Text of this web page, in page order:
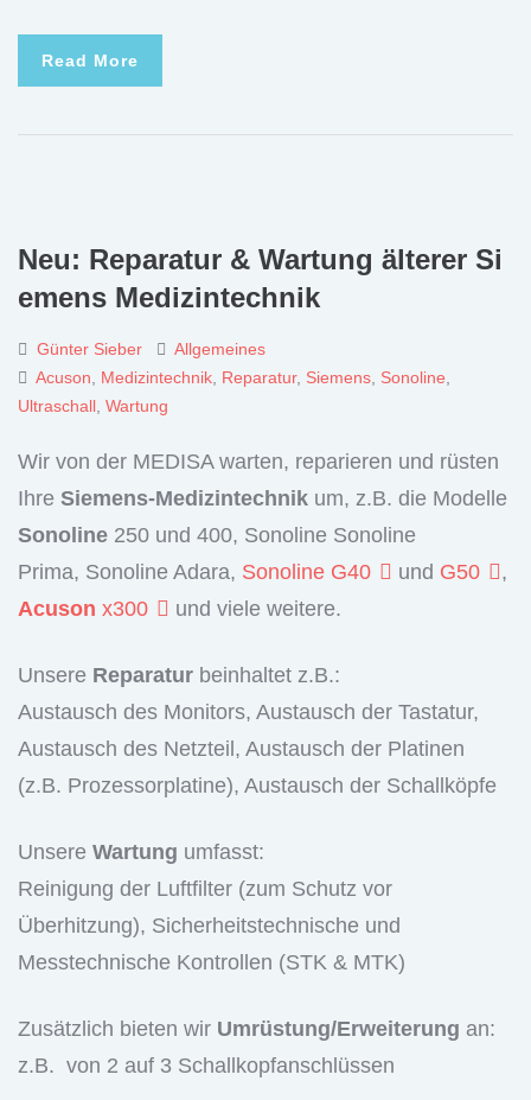
Read More
Neu: Reparatur & Wartung älterer Si
emens Medizintechnik
Günter Sieber
Allgemeines
Acuson
Medizintechnik Reparatur, Siemens Sonoline
Ultraschall Wartung
Wir von der MEDISA warten, reparieren und rüsten
Ihre Siemens-Medizintechnik um, z.B. die Modelle
Sonoline 250 und 400, Sonoline Sonoline
Prima, Sonoline Adara, Sonoline G40 und G50
,
Acuson x300 und viele weitere.
Unsere Reparatur beinhaltet z.B.:
Austausch des Monitors, Austausch der Tastatur,
Austausch des Netzteil, Austausch der Platinen
(z.B. Prozessorplatine), Austausch der Schallköpfe
Unsere Wartung umfasst:
Reinigung der Luftfilter (zum Schutz vor
Überhitzung), Sicherheitstechnische und
Messtechnische Kontrollen (STK & MTK)
Zusätzlich bieten wir Umrüstung/Erweiterung an:
z.B. von 2 auf 3 Schallkopfanschlüssen